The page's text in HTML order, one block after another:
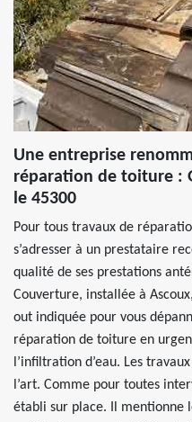
Une entreprise
réparation de toiture :
le 45300
Pour tous travaux de
s’adresser à un prestataire
qualité de ses prestations
Couverture, installée à
out indiquée pour vous
réparation de toiture en
l’infiltration d’eau. Les
l’art. Comme pour toutes
établi sur place. Il mentionne